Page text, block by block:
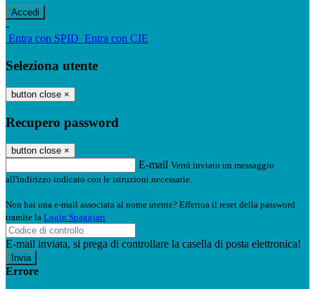
-
Entra con SPID Entra con CIE
Seleziona utente
button close ×
Recupero password
button close ×
E-mail Verrà inviato un messaggio
all'indirizzo indicato con le istruzioni necessarie.
Non hai una e-mail associata al nome utente? Effettua il reset della password
tramite la Login Spaggiari
E-mail inviata, si prega di controllare la casella di posta elettronica!
Errore